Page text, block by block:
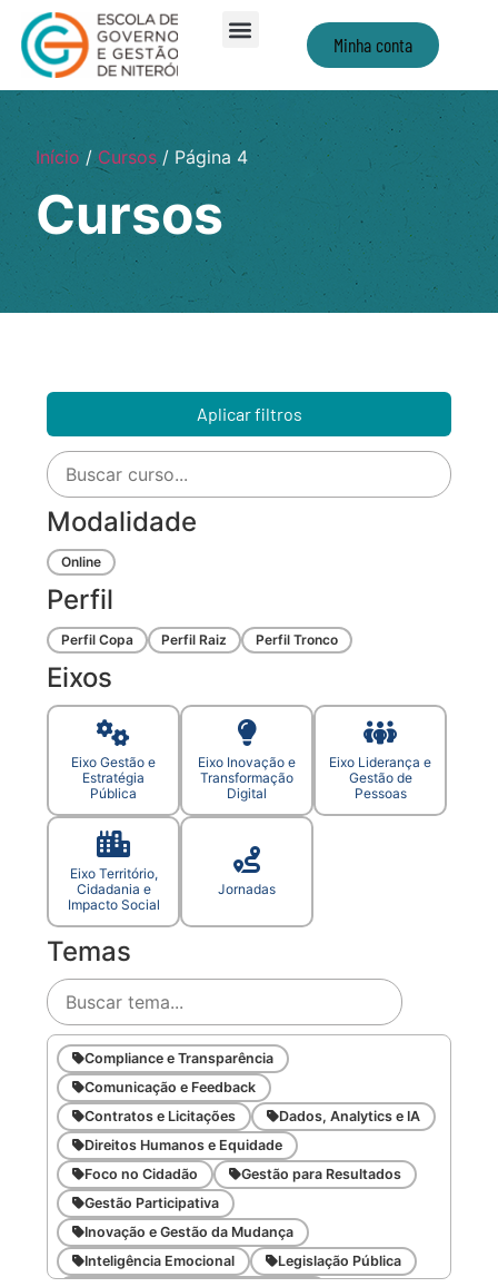
Minha conta
Início/Cursos/ Página 4
Cursos
Aplicar filtros
Modalidade
Online
Perfil
Perfil Copa Perfil Raiz Perfil Tronco
Eixos
Eixo Gestão e
Estratégia
Pública
Eixo Inovação e
Transformação
Digital
Eixo Liderança e
Gestão de
Pessoas
Eixo Território,
Cidadania e
Impacto Social
Jornadas
Temas
Compliance e Transparência
Comunicação e Feedback
Contratos e Licitações
Dados, Analytics e IA
Direitos Humanos e Equidade
Foco no Cidadão
Gestão para Resultados
Gestão Participativa
Inovação e Gestão da Mudança
Inteligência Emocional
Legislação Pública